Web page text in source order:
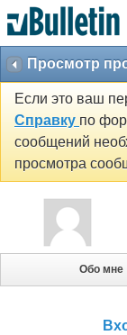
Просмотр
Если это ваш
Справку по
сообщений
просмотра
Обо мне